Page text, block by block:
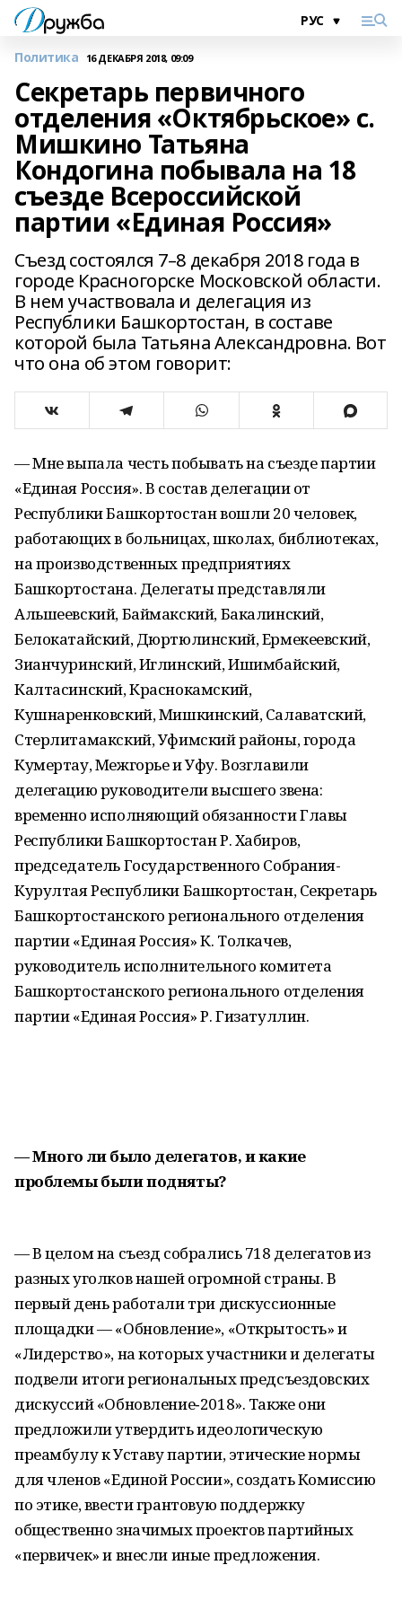
Политика 16 ДЕКАБРЯ 2018, 09:09
Секретарь первичного
отделения «Октябрьское» с.
Мишкино Татьяна
Кондогина побывала на 18
съезде Всероссийской
партии «Единая Россия»
Съезд состоялся 7–8 декабря 2018 года в
городе Красногорске Московской области.
В нем участвовала и делегация из
Республики Башкортостан, в составе
которой была Татьяна Александровна. Вот
что она об этом говорит:
— Мне выпала честь побывать на съезде партии
«Единая Россия». В состав делегации от
Республики Башкортостан вошли 20 человек,
работающих в больницах, школах, библиотеках,
на производственных предприятиях
Башкортостана. Делегаты представляли
Альшеевский, Баймакский, Бакалинский,
Белокатайский, Дюртюлинский, Ермекеевский,
Зианчуринский, Иглинский, Ишимбайский,
Калтасинский, Краснокамский,
Кушнаренковский, Мишкинский, Салаватский,
Стерлитамакский, Уфимский районы, города
Кумертау, Межгорье и Уфу. Возглавили
делегацию руководители высшего звена:
временно исполняющий обязанности Главы
Республики Башкортостан Р. Хабиров,
председатель Государственного Собрания-
Курултая Республики Башкортостан, Секретарь
Башкортостанского регионального отделения
партии «Единая Россия» К. Толкачев,
руководитель исполнительного комитета
Башкортостанского регионального отделения
партии «Единая Россия» Р. Гизатуллин.
— Много ли было делегатов, и какие
проблемы были подняты?
— В целом на съезд собрались 718 делегатов из
разных уголков нашей огромной страны. В
первый день работали три дискуссионные
площадки — «Обновление», «Открытость» и
«Лидерство», на которых участники и делегаты
подвели итоги региональных предсъездовских
дискуссий «Обновление‑2018». Также они
предложили утвердить идеологическую
преамбулу к Уставу партии, этические нормы
для членов «Единой России», создать Комиссию
по этике, ввести грантовую поддержку
общественно значимых проектов партийных
«первичек» и внесли иные предложения.